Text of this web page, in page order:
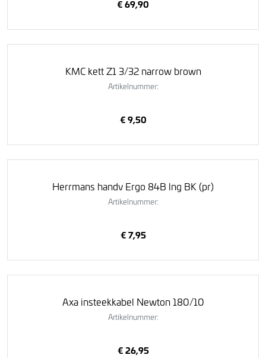
€ 69,90
KMC kett Z1 3/32 narrow brown
Artikelnummer:
€ 9,50
Herrmans handv Ergo 84B lng BK (pr)
Artikelnummer:
€ 7,95
Axa insteekkabel Newton 180/10
Artikelnummer:
€ 26,95